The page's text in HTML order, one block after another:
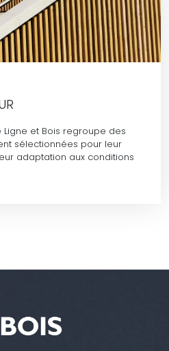
et Bois regroupe des
sélectionnées pour leur
adaptation aux conditions